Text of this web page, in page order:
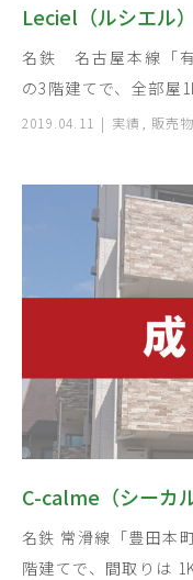
Leciel（ルシエル
名鉄 名古屋本線「
の3階建てで、全部屋
2019.04.11 実績 販売
C-calme（シーカ
名鉄 常滑線「豊田本
階建てで、間取りは